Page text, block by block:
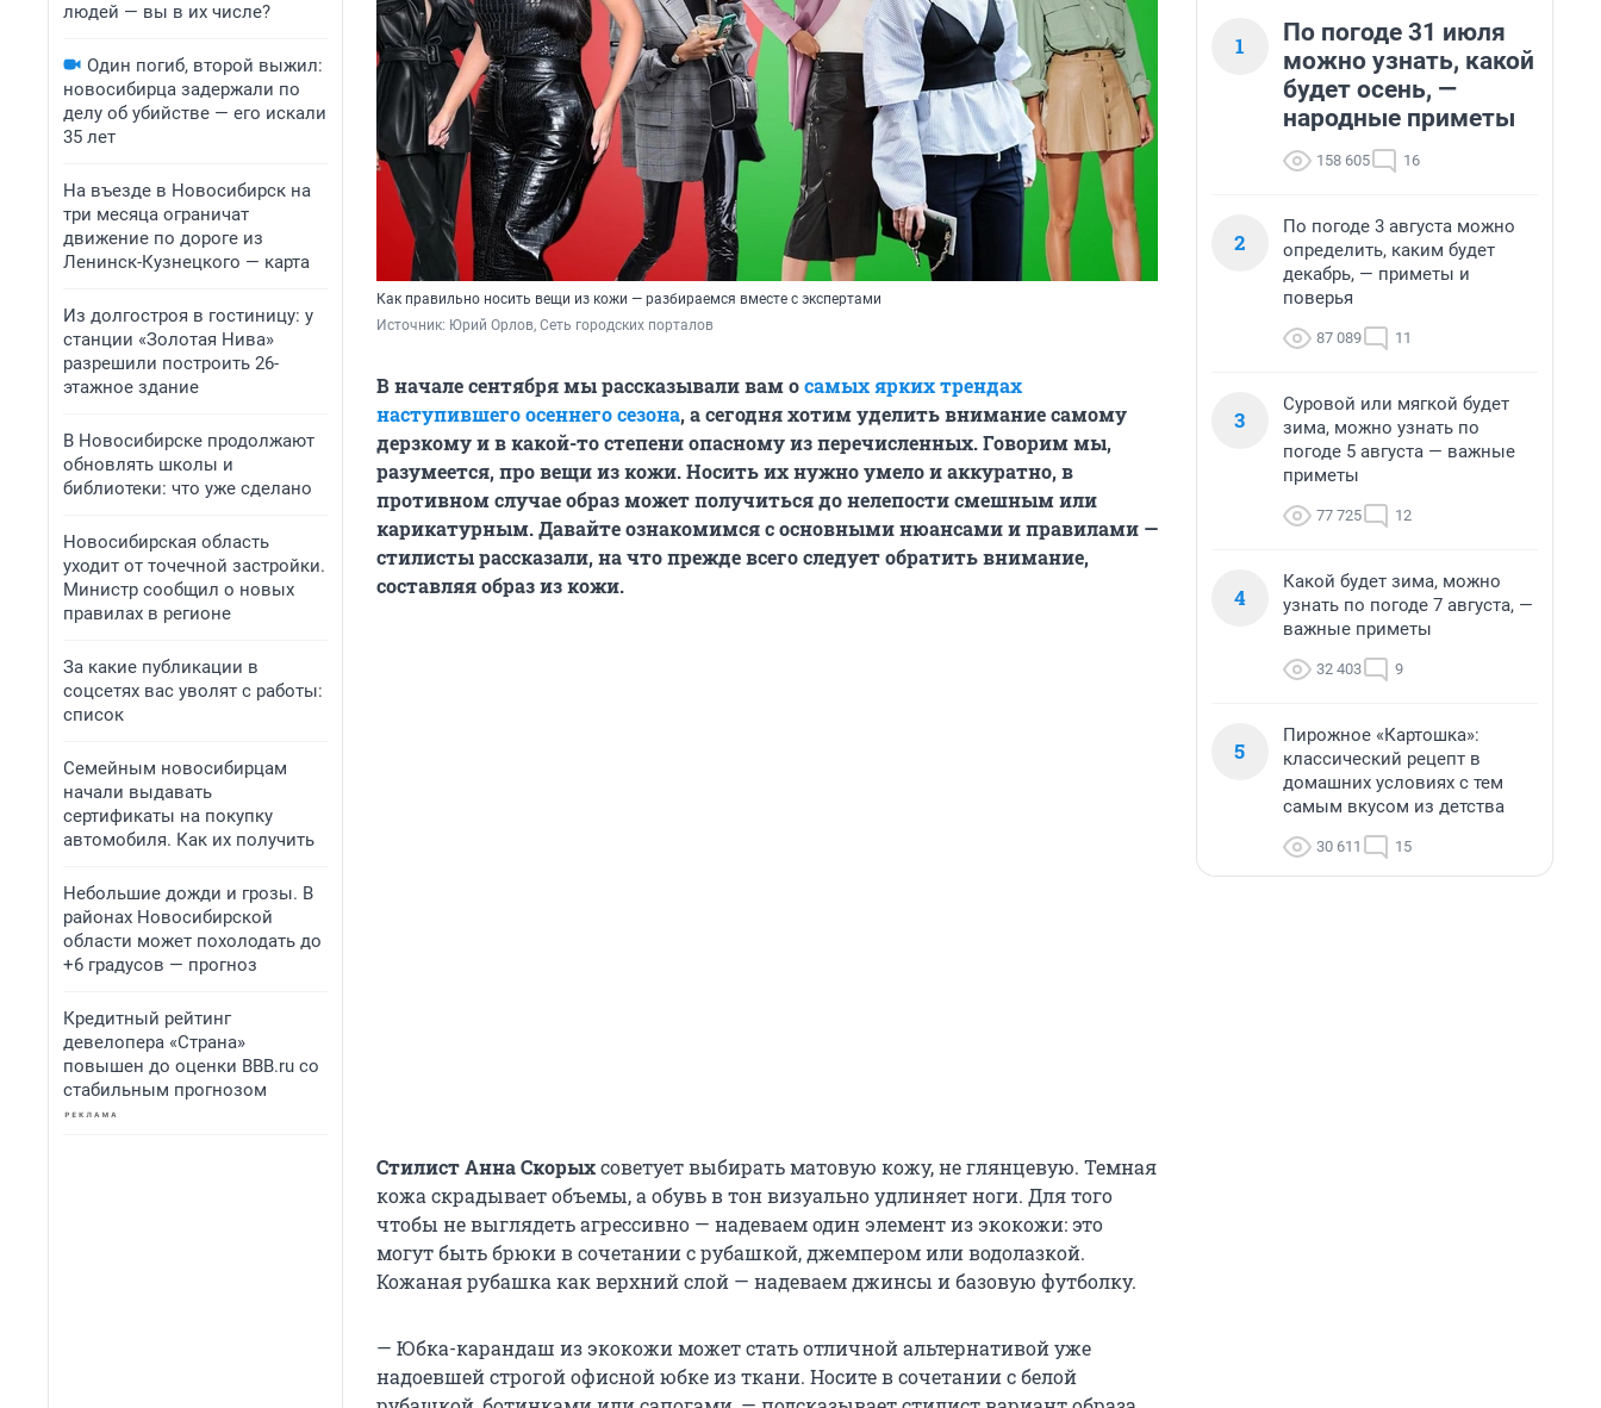
людей — вы в их числе?
Один погиб, второй выжил:
новосибирца задержали по
делу об убийстве — его искали
35 лет
На въезде в Новосибирск на
три месяца ограничат
движение по дороге из
Ленинск-Кузнецкого — карта
Из долгостроя в гостиницу: у
станции «Золотая Нива»
разрешили построить 26-
этажное здание
В Новосибирске продолжают
обновлять школы и
библиотеки: что уже сделано
Новосибирская область
уходит от точечной застройки.
Министр сообщил о новых
правилах в регионе
За какие публикации в
соцсетях вас уволят с работы:
список
Семейным новосибирцам
начали выдавать
сертификаты на покупку
автомобиля. Как их получить
Небольшие дожди и грозы. В
районах Новосибирской
области может похолодать до
+6 градусов — прогноз
Кредитный рейтинг
девелопера «Страна»
повышен до оценки BBB.ru со
стабильным прогнозом
Как правильно носить вещи из кожи — разбираемся вместе с экспертами
Источник: Юрий Орлов, Сеть городских порталов
В начале сентября мы рассказывали вам осамых ярких трендах
наступившего осеннего сезона, а сегодня хотим уделить внимание самому
дерзкому и в какой-то степени опасному из перечисленных. Говорим мы,
разумеется, про вещи из кожи. Носить их нужно умело и аккуратно, в
противном случае образ может получиться до нелепости смешным или
карикатурным. Давайте ознакомимся с основными нюансами и правилами —
стилисты рассказали, на что прежде всего следует обратить внимание,
составляя образ из кожи.
Стилист Анна Скорыхсоветует выбирать матовую кожу, не глянцевую. Темная
кожа скрадывает объемы, а обувь в тон визуально удлиняет ноги. Для того
чтобы не выглядеть агрессивно — надеваем один элемент из экокожи: это
могут быть брюки в сочетании с рубашкой, джемпером или водолазкой.
Кожаная рубашка как верхний слой — надеваем джинсы и базовую футболку.
— Юбка-карандаш из экокожи может стать отличной альтернативой уже
надоевшей строгой офисной юбке из ткани. Носите в сочетании с белой
1
По погоде 31 июля
можно узнать, какой
будет осень, —
народные приметы
158 605 16
2
По погоде 3 августа можно
определить, каким будет
декабрь, — приметы и
поверья
87 089 11
3
Суровой или мягкой будет
зима, можно узнать по
погоде 5 августа — важные
приметы
77 725 12
4
Какой будет зима, можно
узнать по погоде 7 августа, —
важные приметы
32 403 9
5
Пирожное «Картошка»:
классический рецепт в
домашних условиях с тем
самым вкусом из детства
30 611 15